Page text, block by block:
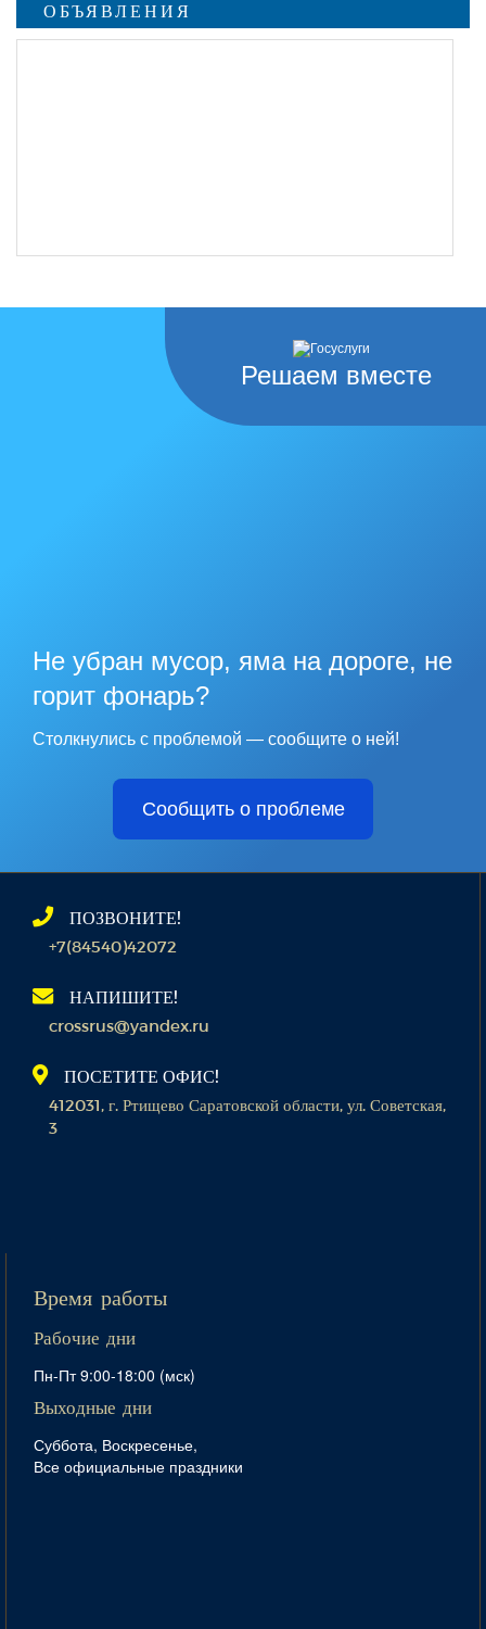
ОБЪЯВЛЕНИЯ
Решаем вместе
Не убран мусор, яма на дороге, не
горит фонарь?
Столкнулись с проблемой — сообщите о ней!
Сообщить о проблеме
ПОЗВОНИТЕ!
+7(84540)42072
НАПИШИТЕ!
crossrus@yandex.ru
ПОСЕТИТЕ ОФИС!
412031, г. Ртищево Саратовской области, ул. Советская,
3
Время работы
Рабочие дни
Пн-Пт 9:00-18:00 (мск)
Выходные дни
Суббота, Воскресенье,
Все официальные праздники